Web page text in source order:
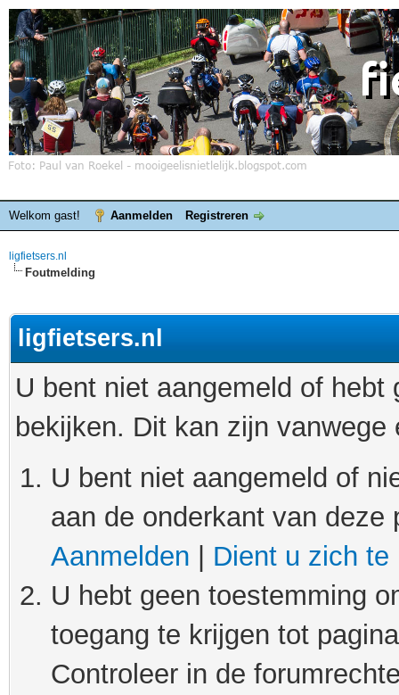
Welkom gast! Aanmelden Registreren
ligfietsers.nl
Foutmelding
ligfietsers.nl
U bent niet aangemeld of
bekijken. Dit kan zijn
U bent niet aangemeld of
aan de onderkant van
Aanmelden
Dient u zich te
U hebt geen toestemming
toegang te krijgen tot
Controleer in de